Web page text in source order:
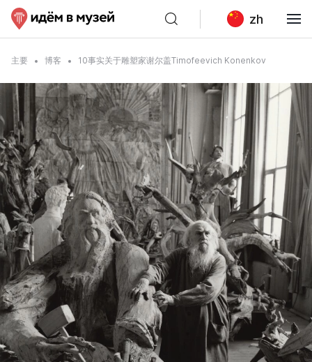
zh
主要 博客 10事实关于雕塑家谢尔盖Timofeevich Konenkov